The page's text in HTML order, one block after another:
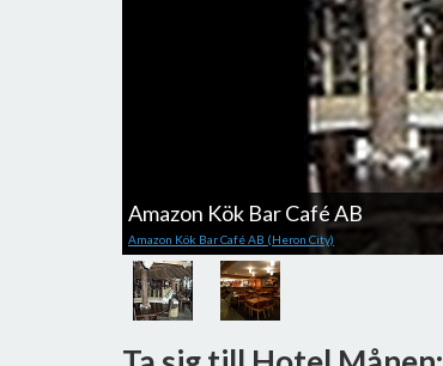
Amazon Kök Bar Café AB
Amazon Kök Bar Café AB (Heron City)